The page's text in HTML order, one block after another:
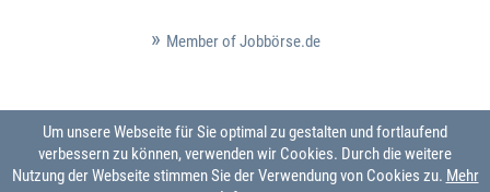
Member of Jobbörse.de
Um unsere Webseite für Sie optimal zu gestalten und fortlaufend
verbessern zu können, verwenden wir Cookies. Durch die weitere
Nutzung der Webseite stimmen Sie der Verwendung von Cookies zu. Mehr